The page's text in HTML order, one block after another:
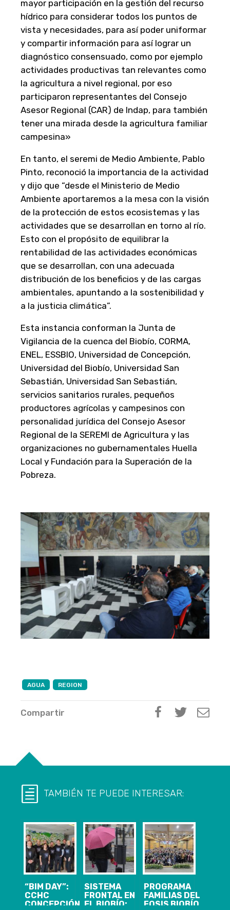
mayor participación en la gestión del recurso
hídrico para considerar todos los puntos de
vista y necesidades, para así poder uniformar
y compartir información para así lograr un
diagnóstico consensuado, como por ejemplo
actividades productivas tan relevantes como
la agricultura a nivel regional, por eso
participaron representantes del Consejo
Asesor Regional (CAR) de Indap, para también
tener una mirada desde la agricultura familiar
campesina»
En tanto, el seremi de Medio Ambiente, Pablo
Pinto, reconoció la importancia de la actividad
y dijo que “desde el Ministerio de Medio
Ambiente aportaremos a la mesa con la visión
de la protección de estos ecosistemas y las
actividades que se desarrollan en torno al río.
Esto con el propósito de equilibrar la
rentabilidad de las actividades económicas
que se desarrollan, con una adecuada
distribución de los beneficios y de las cargas
ambientales, apuntando a la sostenibilidad y
a la justicia climática”.
Esta instancia conforman la Junta de
Vigilancia de la cuenca del Biobío, CORMA,
ENEL, ESSBIO, Universidad de Concepción,
Universidad del Biobío, Universidad San
Sebastián, Universidad San Sebastián,
servicios sanitarios rurales, pequeños
productores agrícolas y campesinos con
personalidad jurídica del Consejo Asesor
Regional de la SEREMI de Agricultura y las
organizaciones no gubernamentales Huella
Local y Fundación para la Superación de la
Pobreza.
AGUA REGION
Compartir
TAMBIÉN TE PUEDE INTERESAR:
“BIM DAY”:
CCHC
CONCEPCIÓN
SISTEMA
FRONTAL EN
EL BIOBÍO:
PROGRAMA
FAMILIAS DEL
FOSIS BIOBÍO